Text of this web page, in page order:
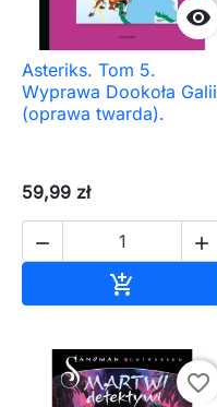

Asteriks. Tom 5.
Wyprawa Dookoła Galii
(oprawa twarda).
59,99 zł
 

favorite_border